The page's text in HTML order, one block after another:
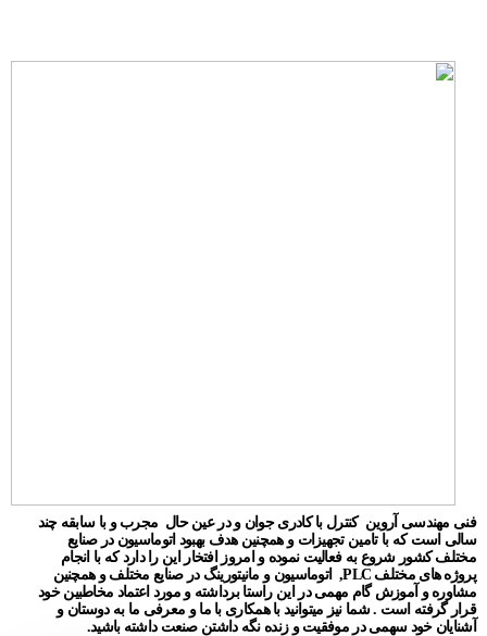
فنی مهندسی آروین کنترل با کادری جوان و در عین حال مجرب و با سابقه چند
سالی است که با تامین تجهیزات و همچنین هدف بهبود اتوماسیون در صنایع
مختلف کشور شروع به فعالیت نموده و امروز افتخار این را دارد که با انجام
پروژه های مختلف PLC, اتوماسیون و مانیتورینگ در صنایع مختلف و همچنین
مشاوره و آموزش گام مهمی در این راستا برداشته و مورد اعتماد مخاطبین خود
قرار گرفته است . شما نیز میتوانید با همکاری با ما و معرفی ما به دوستان و
آشنایان خود سهمی در موفقیت و زنده نگه داشتن صنعت داشته باشید.